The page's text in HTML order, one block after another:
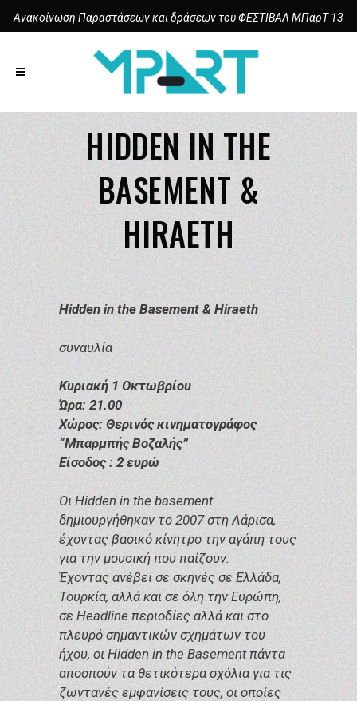
Ανακοίνωση Παραστάσεων και δράσεων του ΦΕΣΤΙΒΑΛ ΜΠαρΤ 13
HIDDEN IN THE
BASEMENT &
HIRAETH
Hidden in the Basement & Hiraeth
συναυλία
Κυριακή 1 Οκτωβρίου
Ώρα: 21.00
Χώρος: Θερινός κινηματογράφος
“Μπαρμπής Βοζαλής”
Είσοδος : 2 ευρώ
Οι Hidden in the basement
δημιουργήθηκαν το 2007 στη Λάρισα,
έχοντας βασικό κίνητρο την αγάπη τους
για την μουσική που παίζουν.
Έχοντας ανέβει σε σκηνές σε Ελλάδα,
Τουρκία, αλλά και σε όλη την Ευρώπη,
σε Headline περιοδίες αλλά και στο
πλευρό σημαντικών σχημάτων του
ήχου, οι Hidden in the Basement πάντα
αποσπούν τα θετικότερα σχόλια για τις
ζωντανές εμφανίσεις τους, οι οποίες